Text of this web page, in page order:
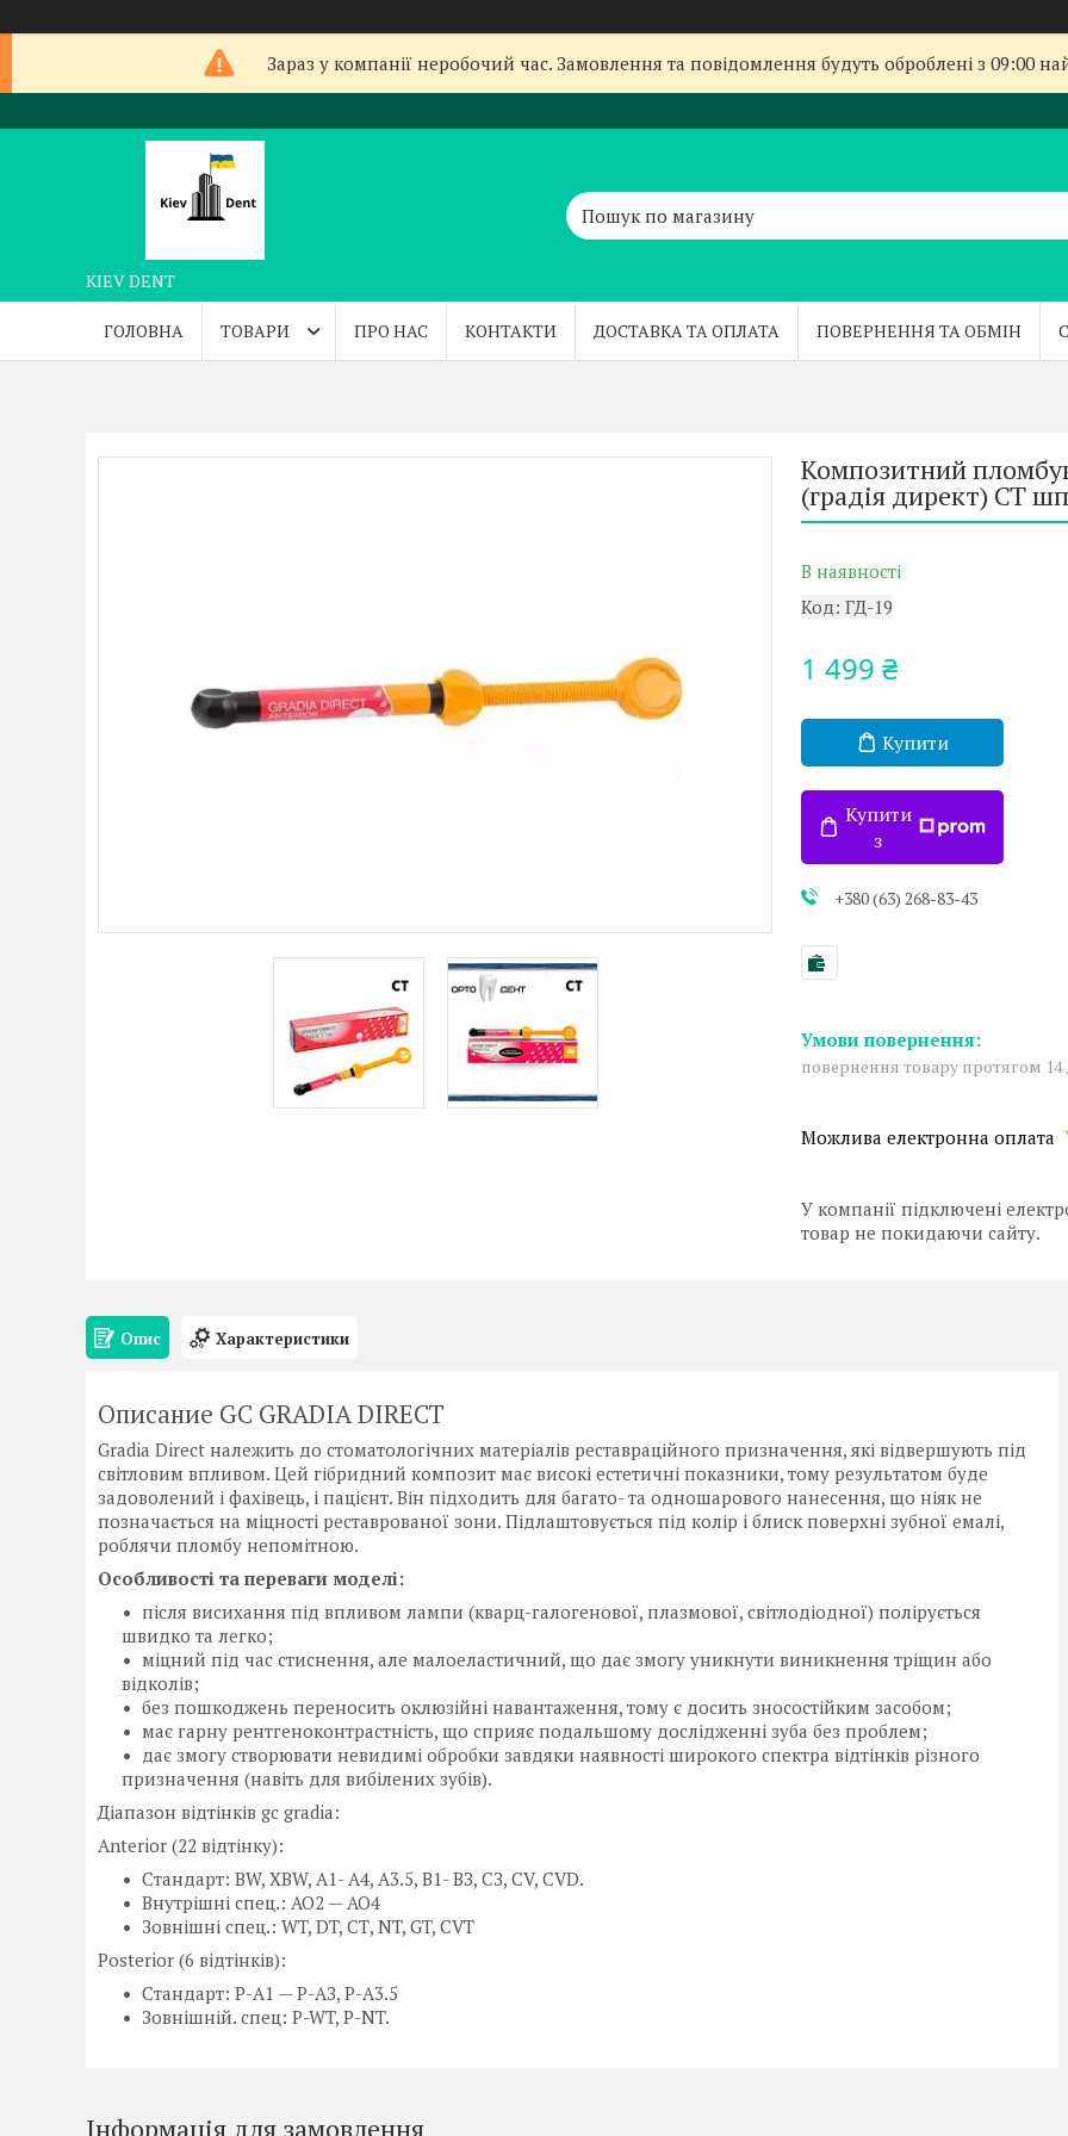
Зараз у компанії неробочий час. Замовлення та повідомлення будуть оброблені з 09:00
KIEV DENT
ГОЛОВНА ТОВАРИ ПРО НАС КОНТАКТИ ДОСТАВКА ТА ОПЛАТА ПОВЕРНЕННЯ ТА ОБМІН
Композитний
(градія директ) CT
В наявності
Код: ГД-19
1 499 ₴
Купити
Купити
з
+380 (63) 268-83-43
повернення товару протягом 14
У компанії підключені
товар не покидаючи сайту.
Опис Характеристики
Описание GC GRADIA DIRECT
Gradia Direct належить до стоматологічних матеріалів реставраційного призначення, які відвершують під
світловим впливом. Цей гібридний композит має високі естетичні показники, тому результатом буде
задоволений і фахівець, і пацієнт. Він підходить для багато- та одношарового нанесення, що ніяк не
позначається на міцності реставрованої зони. Підлаштовується під колір і блиск поверхні зубної емалі,
роблячи пломбу непомітною.
Особливості та переваги моделі:
після висихання під впливом лампи (кварц-галогенової, плазмової, світлодіодної) полірується
швидко та легко;
міцний під час стиснення, але малоеластичний, що дає змогу уникнути виникнення тріщин або
відколів;
без пошкоджень переносить оклюзійні навантаження, тому є досить зносостійким засобом;
має гарну рентгеноконтрастність, що сприяє подальшому дослідженні зуба без проблем;
дає змогу створювати невидимі обробки завдяки наявності широкого спектра відтінків різного
призначення (навіть для вибілених зубів).
Діапазон відтінків gc gradia:
Anterior (22 відтінку):
Стандарт: BW, XBW, А1- A4, А3.5, В1- ВЗ, СЗ, CV, CVD.
Внутрішні спец.: АО2 — АО4
Зовнішні спец.: WT, DT, СТ, NT, GT, CVT
Posterior (6 відтінків):
Стандарт: Р-А1 — Р-АЗ, Р-А3.5
Зовнішній. спец: P-WT, P-NT.
Інформація для замовлення